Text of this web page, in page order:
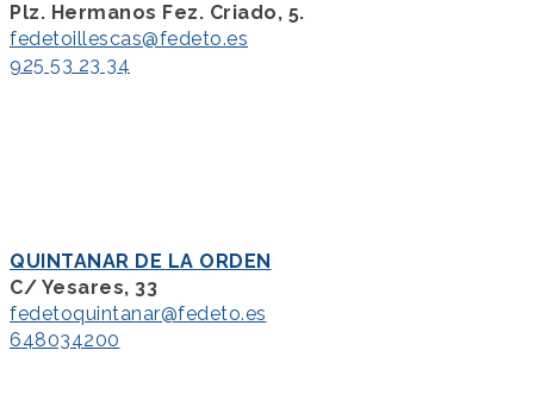
Plz. Hermanos Fez. Criado, 5.
fedetoillescas@fedeto.es
925 53 23 34
QUINTANAR DE LA ORDEN
C/ Yesares, 33
fedetoquintanar@fedeto.es
648034200